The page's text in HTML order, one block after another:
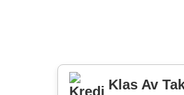
Klas Av